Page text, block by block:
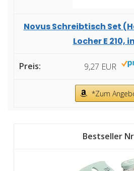
Novus Schreibtisch Set
Locher E 210,
9,27 EUR
*Zum